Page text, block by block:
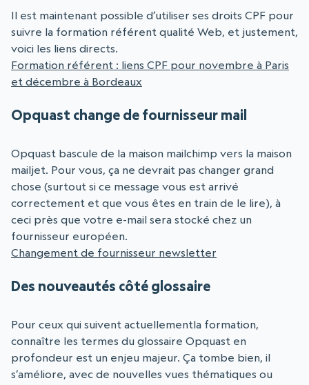
Il est maintenant possible d’utiliser ses droits CPF pour
suivre la formation référent qualité Web, et justement,
voici les liens directs.
Formation référent : liens CPF pour novembre à Paris
et décembre à Bordeaux
Opquast change de fournisseur mail
Opquast bascule de la maison mailchimp vers la maison
mailjet. Pour vous, ça ne devrait pas changer grand
chose (surtout si ce message vous est arrivé
correctement et que vous êtes en train de le lire), à
ceci près que votre e-mail sera stocké chez un
fournisseur européen.
Changement de fournisseur newsletter
Des nouveautés côté glossaire
Pour ceux qui suivent actuellementla formation,
connaître les termes du glossaire Opquast en
profondeur est un enjeu majeur. Ça tombe bien, il
s’améliore, avec de nouvelles vues thématiques ou